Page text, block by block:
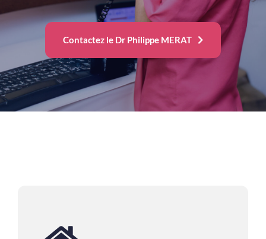
Contactez le Dr Philippe MERAT